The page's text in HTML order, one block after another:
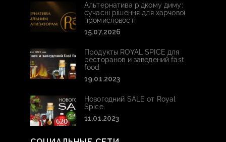
Альтернатива рідкому диму:
сучасні рішення для харчової
промисловості
15.07.2026
Продукты ROYAL SPICE для
ресторанов и заведений fast
food
19.01.2023
Новогодний SALE от Royal
Spice
11.01.2023